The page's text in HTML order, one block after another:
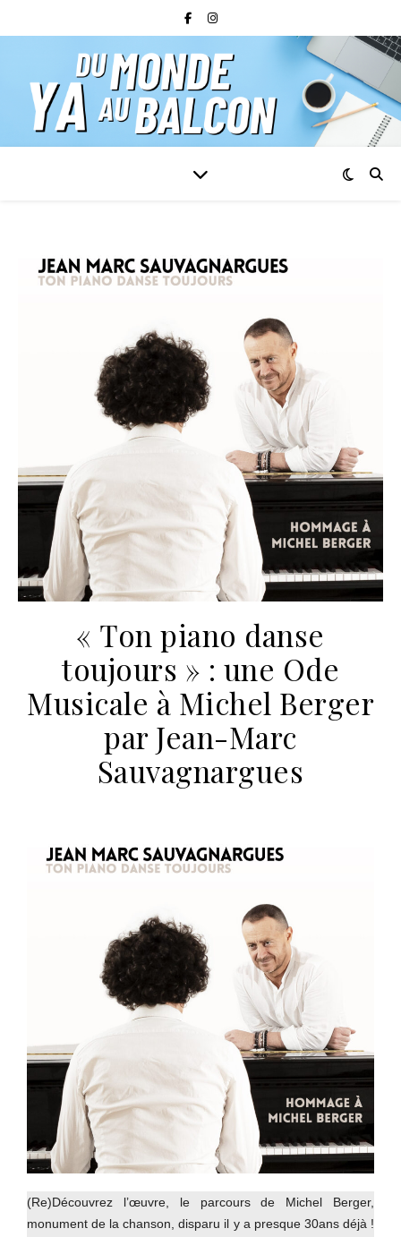
« Ton piano danse
toujours » : une Ode
Musicale à Michel Berger
par Jean-Marc
Sauvagnargues
(Re)Découvrez l’œuvre, le parcours de Michel Berger,
monument de la chanson, disparu il y a presque 30ans déjà !